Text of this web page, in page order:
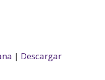
| Descargar